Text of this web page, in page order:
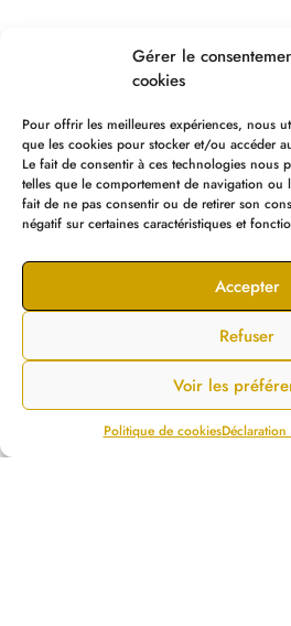
Gérer le
cookies
Pour offrir les meilleures expériences, nous
que les cookies pour stocker et/ou accéder
Le fait de consentir à ces technologies nous
telles que le comportement de navigation ou
fait de ne pas consentir ou de retirer son
négatif sur certaines caractéristiques et
Accepter
Refuser
Voir les
Politique de cookies